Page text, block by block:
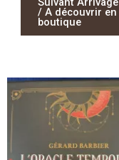
/ A découvrir en
boutique